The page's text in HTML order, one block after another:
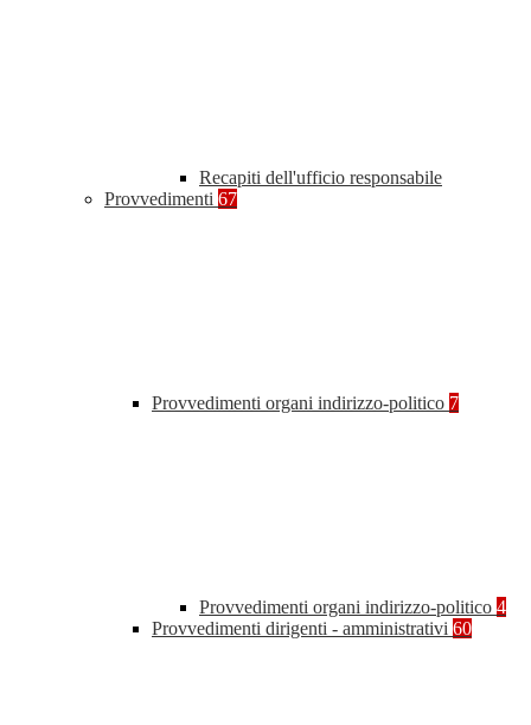
Recapiti dell'ufficio responsabile
Provvedimenti 67
Provvedimenti organi indirizzo-politico 7
Provvedimenti organi indirizzo-politico 4
Provvedimenti dirigenti - amministrativi 60